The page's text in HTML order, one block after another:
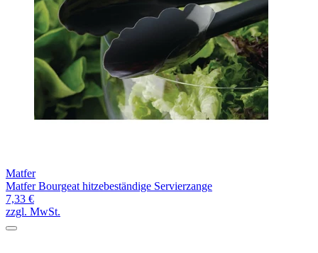
Matfer
Matfer Bourgeat hitzebeständige Servierzange
7,33 €
zzgl. MwSt.